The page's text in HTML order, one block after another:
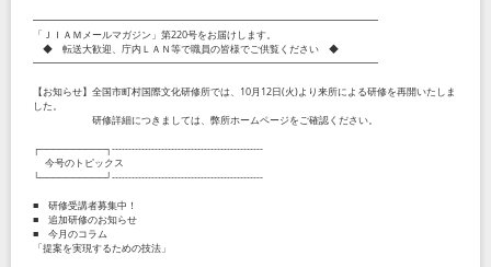
━━━━━━━━━━━━━━━━━━━━━━━━━━━━━━━━━━━
「ＪＩＡＭメールマガジン」第220号をお届けします。
◆ 転送大歓迎、庁内ＬＡＮ等で職員の皆様でご供覧ください ◆
━━━━━━━━━━━━━━━━━━━━━━━━━━━━━━━━━━━
【お知らせ】全国市町村国際文化研修所では、10月12日(火)より来所による研修を再開いたしま
した。
研修詳細につきましては、弊所ホームページをご確認ください。
┌──────────┐----------------------------------------------
今号のトピックス
└──────────┘----------------------------------------------
■ 研修受講者募集中！
■ 追加研修のお知らせ
■ 今月のコラム
「提案を実現するための技法」